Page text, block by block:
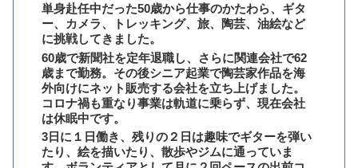
単身赴任中だった50歳から仕事のかたわら、ギタ
ー、カメラ、トレッキング、旅、陶芸、油絵など
に挑戦してきました。
60歳で新聞社を定年退職し、さらに関連会社で62
歳まで勤務。その後シニア起業で陶芸家作品を海
外向けにネット販売する会社を立ち上げました。
コロナ禍も重なり事業は軌道に乗らず、現在会社
は休眠中です。
3日に１日働き、残りの２日は趣味でギターを弾い
たり、絵を描いたり、散歩やジムに通っていま